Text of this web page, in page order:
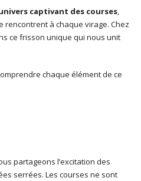
captivant des courses,
rencontrent à chaque virage. Chez
ce frisson unique qui nous unit
chaque élément de ce
partageons l’excitation des
serrées. Les courses ne sont